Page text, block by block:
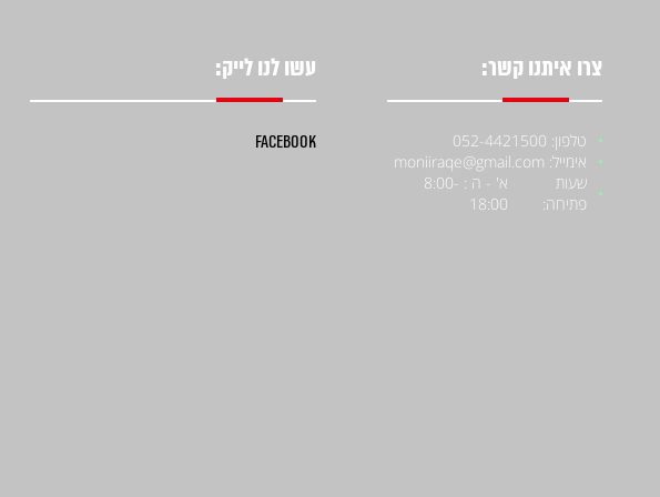
צרו איתנו קשר:
טלפון: 052-4421500
אימייל: moniiraqe@gmail.com
שעות
פתיחה:
א' - ה : 8:00-
18:00
עשו לנו לייק:
Facebook